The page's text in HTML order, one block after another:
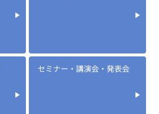
セミナー・講演会・発表会